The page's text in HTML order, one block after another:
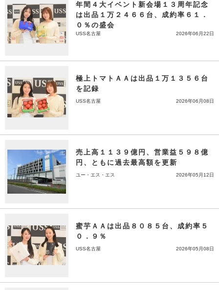
年間４大イベント新会場１３周年記念
は出品１万２４６６台、成約率６１．
０％の盛会
USS名古屋 2026年06月22日
極上トマトＡＡは出品１万１３５６台
を記録
USS名古屋 2026年06月08日
売上高１１３９億円、営業益５９８億
円、ともに過去最高額を更新
ユー・エス・エス 2026年05月12日
蜜芋ＡＡは出品８０８５台、成約率５
０．９％
USS名古屋 2026年05月08日